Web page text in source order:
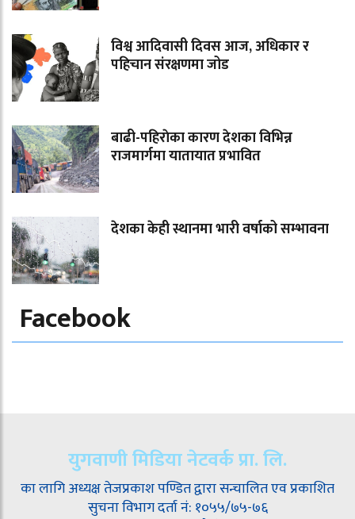
विश्व आदिवासी दिवस आज, अधिकार र
पहिचान संरक्षणमा जोड
बाढी-पहिराेका कारण देशका विभिन्न
राजमार्गमा यातायात प्रभावित
देशका केही स्थानमा भारी वर्षाको सम्भावना
Facebook
युगवाणी मिडिया नेटवर्क प्रा. लि.
का लागि अध्यक्ष तेजप्रकाश पण्डित द्वारा सन्चालित एव प्रकाशित
सुचना विभाग दर्ता नं: १०५५/७५-७६